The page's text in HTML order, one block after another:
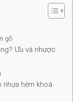
gỗ
Ưu và nhược
nhựa hèm khoá